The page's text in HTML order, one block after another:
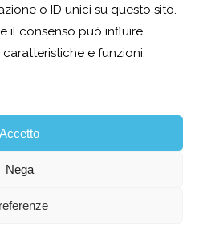
o ID unici su questo sito.
il consenso può influire
e funzioni.
Accetto
Nega
team building e incentive,
e Lago di Lugano.